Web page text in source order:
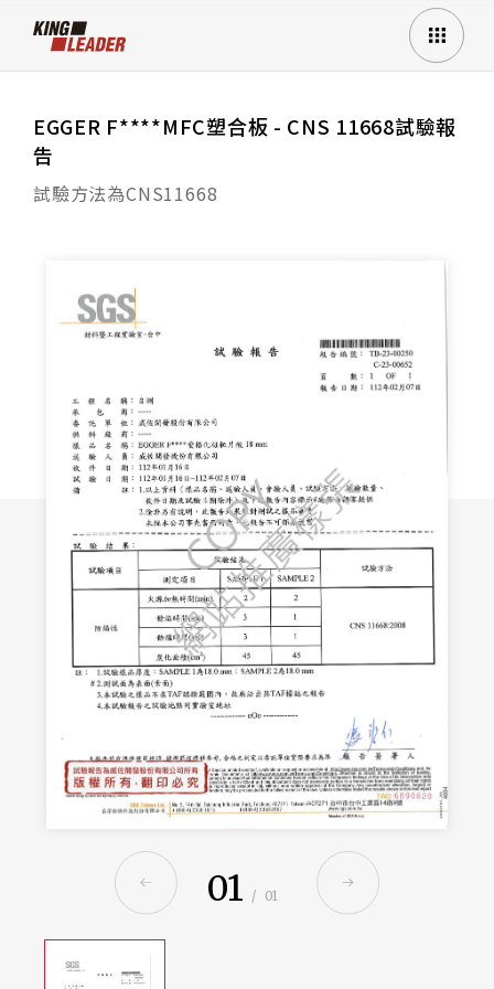
EGGER F****MFC塑合板 - CNS 11668試驗報
告
試驗方法為CNS11668
01 / 01